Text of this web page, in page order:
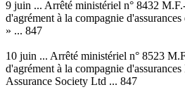
9 juin ... Arrêté ministériel n° 8432
d'agrément à la compagnie
» ... 847
10 juin ... Arrêté ministériel n° 8523
d'agrément à la compagnie
Assurance Society Ltd ... 847